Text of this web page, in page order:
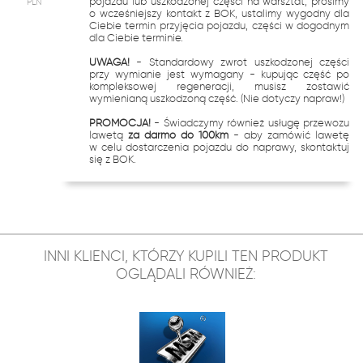
o wcześniejszy kontakt z BOK, ustalimy wygodny dla
Ciebie termin przyjęcia pojazdu, części w dogodnym
dla Ciebie terminie.
UWAGA! - Standardowy zwrot uszkodzonej części
przy wymianie jest wymagany - kupując część po
kompleksowej regeneracji, musisz zostawić
wymienianą uszkodzoną część. (Nie dotyczy napraw!)
PROMOCJA! - Świadczymy również usługę przewozu
lawetąza darmo do 100km - aby zamówić lawetę
w celu dostarczenia pojazdu do naprawy, skontaktuj
się z BOK.
INNI KLIENCI, KTÓRZY KUPILI TEN PRODUKT
OGLĄDALI RÓWNIEŻ: